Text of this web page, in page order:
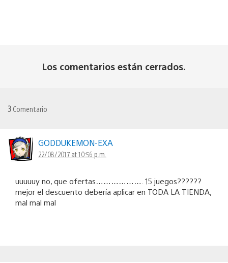
Los comentarios están cerrados.
3 Comentario
GODDUKEMON-EXA
22/08/2017 at 10:56 p.m.
uuuuuy no, que ofertas………………. 15 juegos??????
mejor el descuento debería aplicar en TODA LA TIENDA,
mal mal mal